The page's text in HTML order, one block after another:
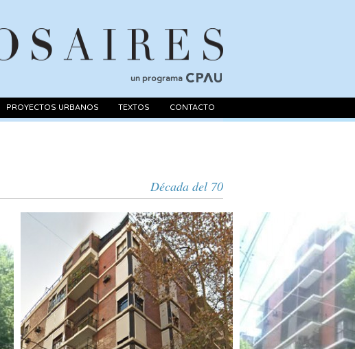
un programa
PROYECTOS URBANOS TEXTOS CONTACTO
Década del 70